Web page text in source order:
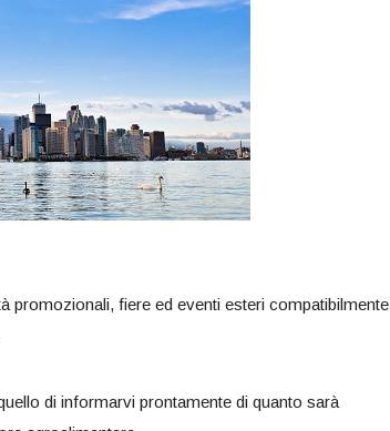
promozionali, fiere ed eventi esteri compatibilmente
di informarvi prontamente di quanto sarà